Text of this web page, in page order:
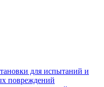
для испытаний и
повреждений